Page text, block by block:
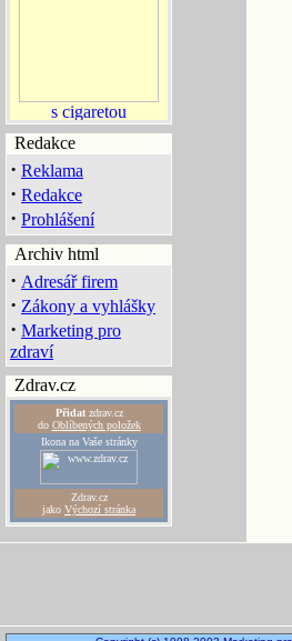
Redakce
· Reklama
· Redakce
· Prohlášení
Archiv html
· Adresář firem
· Zákony a vyhlášky
· Marketing pro
zdraví
Zdrav.cz
Přidatzdrav.cz
do Oblíbených položek
Ikona na Vaše stránky
Zdrav.cz
jako Výchozí stránka